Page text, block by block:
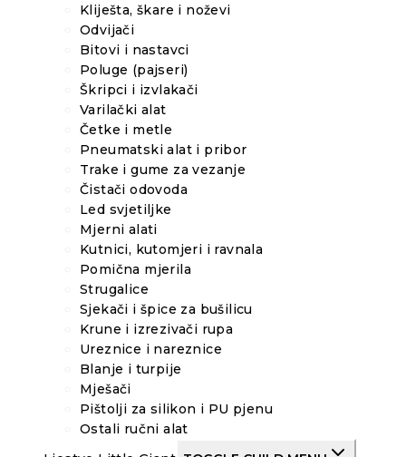
Kliješta, škare i noževi
Odvijači
Bitovi i nastavci
Poluge (pajseri)
Škripci i izvlakači
Varilački alat
Četke i metle
Pneumatski alat i pribor
Trake i gume za vezanje
Čistači odovoda
Led svjetiljke
Mjerni alati
Kutnici, kutomjeri i ravnala
Pomična mjerila
Strugalice
Sjekači i špice za bušilicu
Krune i izrezivači rupa
Ureznice i nareznice
Blanje i turpije
Mješači
Pištolji za silikon i PU pjenu
Ostali ručni alat